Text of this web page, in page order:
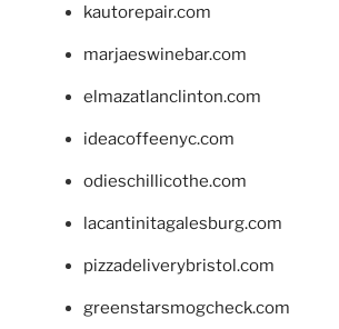
kautorepair.com
marjaeswinebar.com
elmazatlanclinton.com
ideacoffeenyc.com
odieschillicothe.com
lacantinitagalesburg.com
pizzadeliverybristol.com
greenstarsmogcheck.com